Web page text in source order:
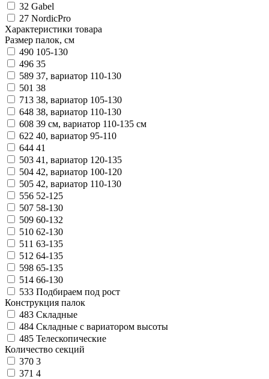
32 Gabel
27 NordicPro
Характеристики товара
Размер палок, см
490 105-130
496 35
589 37, вариатор 110-130
501 38
713 38, вариатор 105-130
648 38, вариатор 110-130
608 39 см, вариатор 110-135 см
622 40, вариатор 95-110
644 41
503 41, вариатор 120-135
504 42, вариатор 100-120
505 42, вариатор 110-130
556 52-125
507 58-130
509 60-132
510 62-130
511 63-135
512 64-135
598 65-135
514 66-130
533 Подбираем под рост
Конструкция палок
483 Складные
484 Складные с вариатором высоты
485 Телескопические
Количество секций
370 3
371 4